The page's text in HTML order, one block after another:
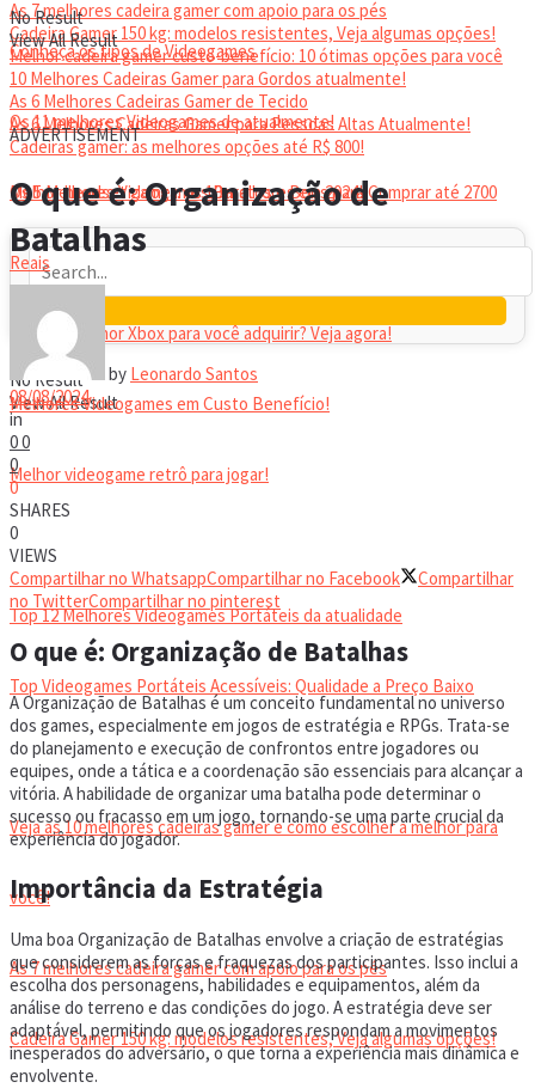
As 7 melhores cadeira gamer com apoio para os pés
Cadeira Gamer 150 kg: modelos resistentes, Veja algumas opções!
Melhor cadeira gamer custo-benefício: 10 ótimas opções para você
10 Melhores Cadeiras Gamer para Gordos atualmente!
As 6 Melhores Cadeiras Gamer de Tecido
As 6 Melhores Cadeiras Gamer para Pessoas Altas Atualmente!
Cadeiras gamer: as melhores opções até R$ 800!
Melhor headset gamer: os 10 melhores em 2024!
No Result
View All Result
Conheça os tipos de Videogames
Os 11 melhores Videogames de atualmente!
Os 5 Melhores Videogames Baratos e Bons para Comprar até 2700
Reais
Qual é o melhor Xbox para você adquirir? Veja agora!
Melhores Videogames em Custo Benefício!
Melhor videogame retrô para jogar!
VIDEOGAMES PORTÁTEIS
Top 12 Melhores Videogames Portáteis da atualidade
Top Videogames Portáteis Acessíveis: Qualidade a Preço Baixo
CADEIRA GAMER
Veja as 10 melhores cadeiras gamer e como escolher a melhor para
você!
As 7 melhores cadeira gamer com apoio para os pés
Cadeira Gamer 150 kg: modelos resistentes, Veja algumas opções!
No Result
View All Result
ADVERTISEMENT
O que é: Organização de
Batalhas
by Leonardo Santos
08/08/2024
in
00
0
0
SHARES
0
VIEWS
Compartilhar no WhatsappCompartilhar no Facebook
Compartilhar
no TwitterCompartilhar no pinterest
O que é: Organização de Batalhas
A Organização de Batalhas é um conceito fundamental no universo
dos games, especialmente em jogos de estratégia e RPGs. Trata-se
do planejamento e execução de confrontos entre jogadores ou
equipes, onde a tática e a coordenação são essenciais para alcançar a
vitória. A habilidade de organizar uma batalha pode determinar o
sucesso ou fracasso em um jogo, tornando-se uma parte crucial da
experiência do jogador.
Importância da Estratégia
Uma boa Organização de Batalhas envolve a criação de estratégias
que considerem as forças e fraquezas dos participantes. Isso inclui a
escolha dos personagens, habilidades e equipamentos, além da
análise do terreno e das condições do jogo. A estratégia deve ser
adaptável, permitindo que os jogadores respondam a movimentos
inesperados do adversário, o que torna a experiência mais dinâmica e
envolvente.